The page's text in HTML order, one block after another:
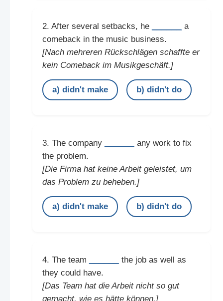
2. After several setbacks, he
a
comeback in the music business.
[Nach mehreren Rückschlägen schaffte er
kein Comeback im Musikgeschäft.]
a) didn't make b) didn't do
3. The company
any work to fix
the problem.
[Die Firma hat keine Arbeit geleistet, um
das Problem zu beheben.]
a) didn't make b) didn't do
4. The team
the job as well as
they could have.
[Das Team hat die Arbeit nicht so gut
gemacht, wie es hätte können.]